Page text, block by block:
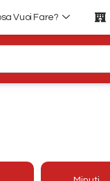
Vuoi Fare?